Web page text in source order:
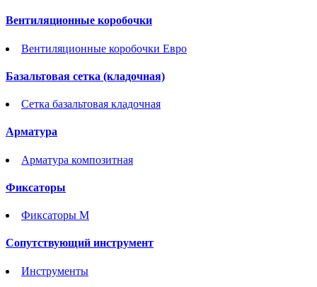
Вентиляционные коробочки
Вентиляционные коробочки Евро
Базальтовая сетка (кладочная)
Сетка базальтовая кладочная
Арматура
Арматура композитная
Фиксаторы
Фиксаторы М
Сопутствующий инструмент
Инструменты